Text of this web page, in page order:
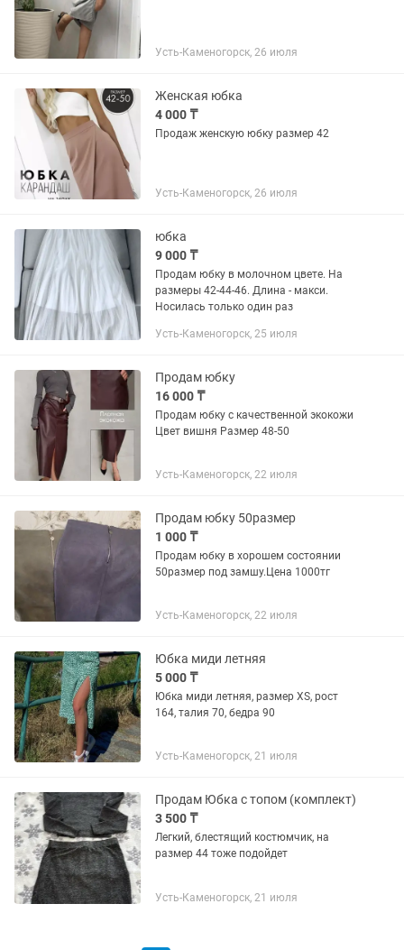
Усть-Каменогорск, 26 июля
Женская юбка
4 000 ₸
Продаж женскую юбку размер 42
Усть-Каменогорск, 26 июля
юбка
9 000 ₸
Продам юбку в молочном цвете. На
размеры 42-44-46. Длина - макси.
Носилась только один раз
Усть-Каменогорск, 25 июля
Продам юбку
16 000 ₸
Продам юбку с качественной экокожи
Цвет вишня Размер 48-50
Усть-Каменогорск, 22 июля
Продам юбку 50размер
1 000 ₸
Продам юбку в хорошем состоянии
50размер под замшу.Цена 1000тг
Усть-Каменогорск, 22 июля
Юбка миди летняя
5 000 ₸
Юбка миди летняя, размер XS, рост
164, талия 70, бедра 90
Усть-Каменогорск, 21 июля
Продам Юбка с топом (комплект)
3 500 ₸
Легкий, блестящий костюмчик, на
размер 44 тоже подойдет
Усть-Каменогорск, 21 июля